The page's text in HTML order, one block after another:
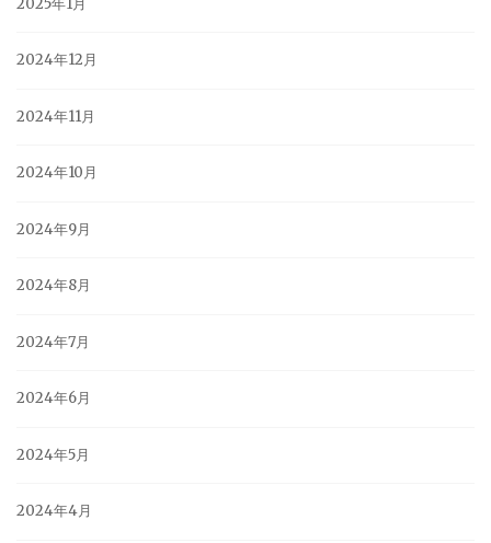
2024年12月
2024年11月
2024年10月
2024年9月
2024年8月
2024年7月
2024年6月
2024年5月
2024年4月